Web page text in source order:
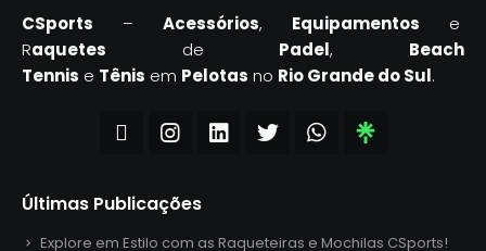
CSports – Acessórios, Equipamentos e
Raquetes de Padel, Beach
Tennis e Tênis em Pelotas no Rio Grande do Sul.
Últimas Publicações
Explore em Estilo com as Raqueteiras e Mochilas CSports!